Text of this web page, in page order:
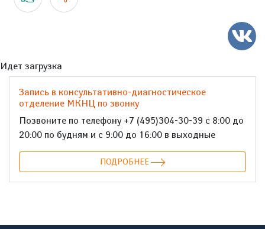
Идет загрузка
Запись в консультативно-диагностическое
отделение МКНЦ по звонку
Позвоните по телефону +7 (495)304-30-39 с 8:00 до
20:00 по будням и с 9:00 до 16:00 в выходные
ПОДРОБНЕЕ